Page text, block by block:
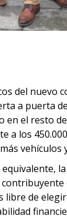
del nuevo
a puerta
en el resto
a los
vehículos
libre de